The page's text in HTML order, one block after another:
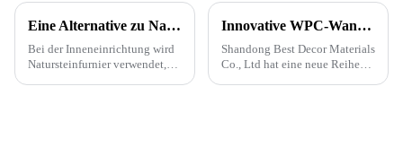
Eine Alternative zu Naturstein – PU-Stein
Bei der Inneneinrichtung wird
Natursteinfurnier verwendet,
Innovative WPC-Wandpaneele für stilvolle Häuser
Shandong Best Decor Materials
Co., Ltd hat eine neue Reihe